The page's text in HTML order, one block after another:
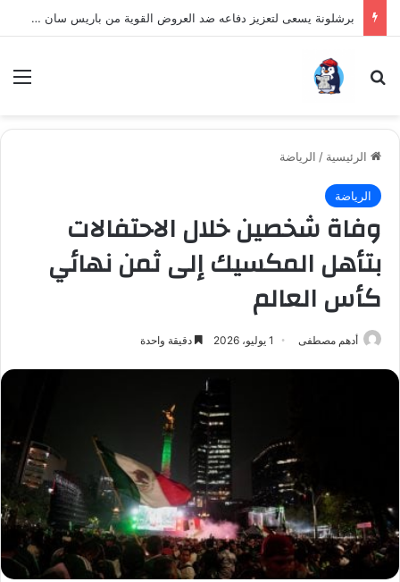
برشلونة يسعى لتعزيز دفاعه ضد العروض القوية من باريس سان جيرمان لنجم الأرجنتين
بحث عن
الرئيسية / الرياضة
الرياضة
وفاة شخصين خلال الاحتفالات
بتأهل المكسيك إلى ثمن نهائي
كأس العالم
أدهم مصطفى 1 يوليو، 2026 دقيقة واحدة